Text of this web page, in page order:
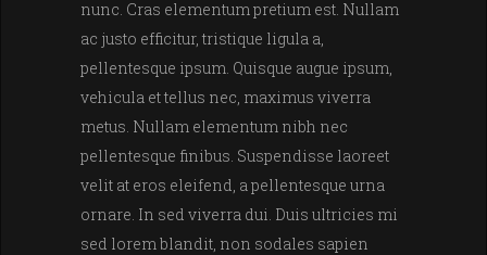
nunc. Cras elementum pretium est. Nullam
ac justo efficitur, tristique ligula a,
pellentesque ipsum. Quisque augue ipsum,
vehicula et tellus nec, maximus viverra
metus. Nullam elementum nibh nec
pellentesque finibus. Suspendisse laoreet
velit at eros eleifend, a pellentesque urna
ornare. In sed viverra dui. Duis ultricies mi
sed lorem blandit, non sodales sapien